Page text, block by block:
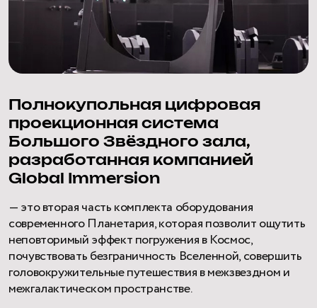
Полнокупольная цифровая
проекционная система
Большого Звёздного зала,
разработанная компанией
Global Immersion
— это вторая часть комплекта оборудования
современного Планетария, которая позволит ощутить
неповторимый эффект погружения в Космос,
почувствовать безграничность Вселенной, совершить
головокружительные путешествия в межзвездном и
межгалактическом пространстве.